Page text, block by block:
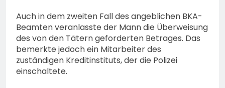
Auch in dem zweiten Fall des angeblichen BKA-
Beamten veranlasste der Mann die Überweisung
des von den Tätern geforderten Betrages. Das
bemerkte jedoch ein Mitarbeiter des
zuständigen Kreditinstituts, der die Polizei
einschaltete.